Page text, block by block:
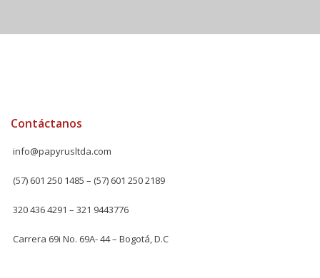
Contáctanos
info@papyrusltda.com
(57) 601 250 1485 – (57) 601 250 2189
320 436 4291 – 321 9443776
Carrera 69i No. 69A- 44 – Bogotá, D.C